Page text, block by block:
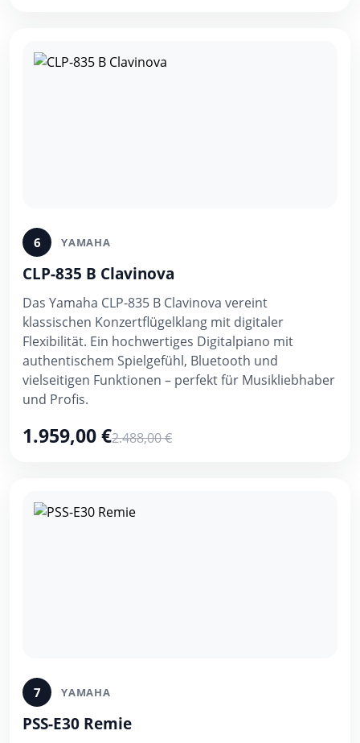
6 YAMAHA
CLP-835 B Clavinova
Das Yamaha CLP-835 B Clavinova vereint
klassischen Konzertflügelklang mit digitaler
Flexibilität. Ein hochwertiges Digitalpiano mit
authentischem Spielgefühl, Bluetooth und
vielseitigen Funktionen – perfekt für Musikliebhaber
und Profis.
1.959,00 €2.488,00 €
7 YAMAHA
PSS-E30 Remie